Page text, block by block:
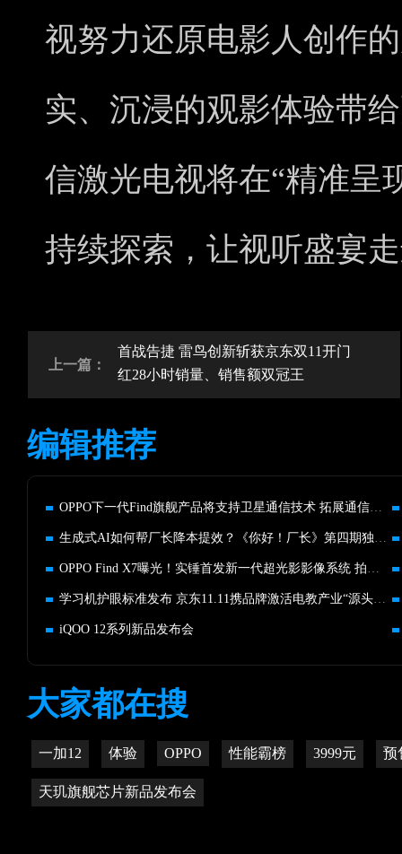
视努力还原电影人创作
实、沉浸的观影体验带
信激光电视将在“精准呈
持续探索，让视听盛宴
上一篇：
首战告捷 雷鸟创新斩获京东双11开门
红28小时销量、销售额双冠王
编辑推荐
OPPO下一代Find旗舰产品将支持卫星通信技术 拓展通信体验边界
生成式AI如何帮厂长降本提效？《你好！厂长》第四期独家揭秘
OPPO Find X7曝光！实锤首发新一代超光影影像系统 拍照重磅升级
学习机护眼标准发布 京东11.11携品牌激活电教产业“源头活水”
iQOO 12系列新品发布会
大家都在搜
一加12 体验 OPPO 性能霸榜 3999元 预
天玑旗舰芯片新品发布会